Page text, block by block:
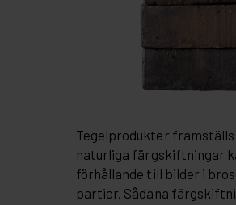
Tegelprodukter
naturliga färgskiftningar
förhållande till bilder i
partier. Sådana